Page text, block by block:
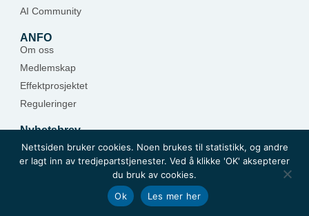
AI Community
ANFO
Om oss
Medlemskap
Effektprosjektet
Reguleringer
Nyhetsbrev
Hold deg oppdatert — meld deg på.
Meld deg på
Nettsiden bruker cookies. Noen brukes til statistikk, og andre
er lagt inn av tredjepartstjenester. Ved å klikke 'OK' aksepterer
du bruk av cookies.
Ok
Les mer her